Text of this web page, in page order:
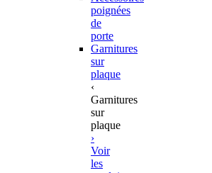
poignées
de
porte
Garnitures
sur
plaque
‹
Garnitures
sur
plaque
›
Voir
les